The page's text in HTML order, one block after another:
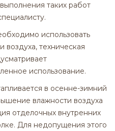
таких работ
использовать
воздуха, техническая
использование.
в осенне-зимний
влажности воздуха
отделочных внутренних
Для недопущения этого